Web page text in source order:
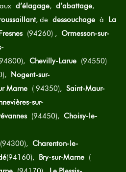
d’élagage, d’abattage,
, de dessouchage à La
(94260) , Ormesson-sur-
Chevilly-Larue (94550)
Nogent-sur-
Marne ( 94350), Saint-Maur-
sur-
(94450), Choisy-le-
(94300), Charenton-le-
(94160), Bry-sur-Marne (